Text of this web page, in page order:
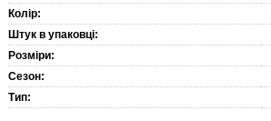
Колір:
Штук в упаковці:
Розміри:
Сезон:
Тип: